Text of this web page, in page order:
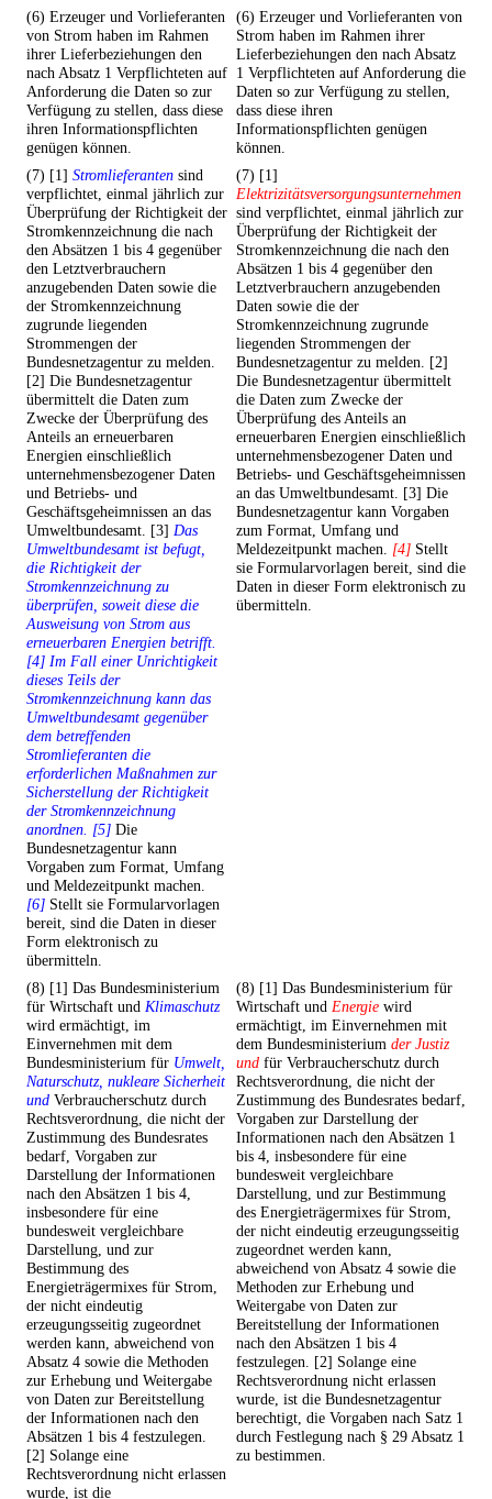
(6) Erzeuger und Vorlieferanten
von Strom haben im Rahmen
ihrer Lieferbeziehungen den
nach Absatz 1 Verpflichteten auf
Anforderung die Daten so zur
Verfügung zu stellen, dass diese
ihren Informationspflichten
genügen können.
(6) Erzeuger und Vorlieferanten von
Strom haben im Rahmen ihrer
Lieferbeziehungen den nach Absatz
1 Verpflichteten auf Anforderung die
Daten so zur Verfügung zu stellen,
dass diese ihren
Informationspflichten genügen
können.
(7) [1] Stromlieferanten sind
verpflichtet, einmal jährlich zur
Überprüfung der Richtigkeit der
Stromkennzeichnung die nach
den Absätzen 1 bis 4 gegenüber
den Letztverbrauchern
anzugebenden Daten sowie die
der Stromkennzeichnung
zugrunde liegenden
Strommengen der
Bundesnetzagentur zu melden.
[2] Die Bundesnetzagentur
übermittelt die Daten zum
Zwecke der Überprüfung des
Anteils an erneuerbaren
Energien einschließlich
unternehmensbezogener Daten
und Betriebs- und
Geschäftsgeheimnissen an das
Umweltbundesamt. [3] Das
Umweltbundesamt ist befugt,
die Richtigkeit der
Stromkennzeichnung zu
überprüfen, soweit diese die
Ausweisung von Strom aus
erneuerbaren Energien betrifft.
[4] Im Fall einer Unrichtigkeit
dieses Teils der
Stromkennzeichnung kann das
Umweltbundesamt gegenüber
dem betreffenden
Stromlieferanten die
erforderlichen Maßnahmen zur
Sicherstellung der Richtigkeit
der Stromkennzeichnung
anordnen. [5] Die
Bundesnetzagentur kann
Vorgaben zum Format, Umfang
und Meldezeitpunkt machen.
[6] Stellt sie Formularvorlagen
bereit, sind die Daten in dieser
Form elektronisch zu
übermitteln.
(7) [1]
Elektrizitätsversorgungsunternehmen
sind verpflichtet, einmal jährlich zur
Überprüfung der Richtigkeit der
Stromkennzeichnung die nach den
Absätzen 1 bis 4 gegenüber den
Letztverbrauchern anzugebenden
Daten sowie die der
Stromkennzeichnung zugrunde
liegenden Strommengen der
Bundesnetzagentur zu melden. [2]
Die Bundesnetzagentur übermittelt
die Daten zum Zwecke der
Überprüfung des Anteils an
erneuerbaren Energien einschließlich
unternehmensbezogener Daten und
Betriebs- und Geschäftsgeheimnissen
an das Umweltbundesamt. [3] Die
Bundesnetzagentur kann Vorgaben
zum Format, Umfang und
Meldezeitpunkt machen. [4] Stellt
sie Formularvorlagen bereit, sind die
Daten in dieser Form elektronisch zu
übermitteln.
(8) [1] Das Bundesministerium
für Wirtschaft und Klimaschutz
wird ermächtigt, im
Einvernehmen mit dem
Bundesministerium für Umwelt,
Naturschutz, nukleare Sicherheit
und Verbraucherschutz durch
Rechtsverordnung, die nicht der
Zustimmung des Bundesrates
bedarf, Vorgaben zur
Darstellung der Informationen
nach den Absätzen 1 bis 4,
insbesondere für eine
bundesweit vergleichbare
Darstellung, und zur
Bestimmung des
Energieträgermixes für Strom,
der nicht eindeutig
erzeugungsseitig zugeordnet
werden kann, abweichend von
Absatz 4 sowie die Methoden
zur Erhebung und Weitergabe
von Daten zur Bereitstellung
der Informationen nach den
Absätzen 1 bis 4 festzulegen.
[2] Solange eine
Rechtsverordnung nicht erlassen
wurde, ist die
(8) [1] Das Bundesministerium für
Wirtschaft und Energie wird
ermächtigt, im Einvernehmen mit
dem Bundesministerium der Justiz
und für Verbraucherschutz durch
Rechtsverordnung, die nicht der
Zustimmung des Bundesrates bedarf,
Vorgaben zur Darstellung der
Informationen nach den Absätzen 1
bis 4, insbesondere für eine
bundesweit vergleichbare
Darstellung, und zur Bestimmung
des Energieträgermixes für Strom,
der nicht eindeutig erzeugungsseitig
zugeordnet werden kann,
abweichend von Absatz 4 sowie die
Methoden zur Erhebung und
Weitergabe von Daten zur
Bereitstellung der Informationen
nach den Absätzen 1 bis 4
festzulegen. [2] Solange eine
Rechtsverordnung nicht erlassen
wurde, ist die Bundesnetzagentur
berechtigt, die Vorgaben nach Satz 1
durch Festlegung nach § 29 Absatz 1
zu bestimmen.